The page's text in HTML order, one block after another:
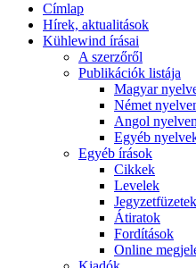
Címlap
Hírek, aktualitások
Kühlewind írásai
A szerzőről
Publikációk listája
Magyar
Német
Angol nyelven
Egyéb
Egyéb írások
Cikkek
Levelek
Jegyzetfüzetek
Átiratok
Fordítások
Online